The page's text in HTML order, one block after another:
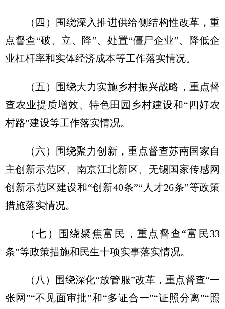
（四）围绕深入推进供给侧结构性改革，重
点督查“破、立、降”、处置“僵尸企业”、降低企
业杠杆率和实体经济成本等工作落实情况。
（五）围绕大力实施乡村振兴战略，重点督
查农业提质增效、特色田园乡村建设和“四好农
村路”建设等工作落实情况。
（六）围绕聚力创新，重点督查苏南国家自
主创新示范区、南京江北新区、无锡国家传感网
创新示范区建设和“创新40条”“人才26条”等政策
措施落实情况。
（七）围绕聚焦富民，重点督查“富民33
条”等政策措施和民生十项实事落实情况。
（八）围绕深化“放管服”改革，重点督查“一
张网”“不见面审批”和“多证合一”“证照分离”“照